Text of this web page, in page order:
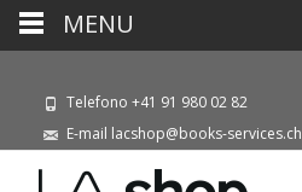
Telefono +41 91 980 02 82
E-mail lacshop@books-services.ch
MENU